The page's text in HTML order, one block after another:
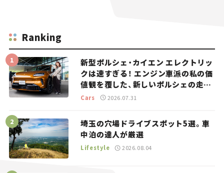
Ranking
新型ポルシェ・カイエン エレクトリッ
クは速すぎる！ エンジン車派の私の価
値観を覆した、新しいポルシェの走
り。
Cars 2026.07.31
埼玉の穴場ドライブスポット5選。車
中泊の達人が厳選
Lifestyle 2026.08.04